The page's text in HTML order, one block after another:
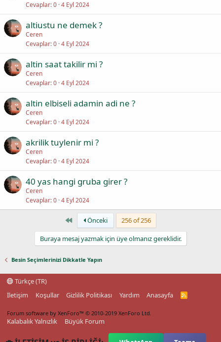
Cevaplar 0 4 Eyl 2024
altiustu ne demek ?
Ceren
Cevaplar 0 4 Eyl 2024
altin saat takilir mi ?
Ceren
Cevaplar 0 4 Eyl 2024
altin elbiseli adamin adi ne ?
Ceren
Cevaplar 0 4 Eyl 2024
akrilik tuylenir mi ?
Ceren
Cevaplar 0 4 Eyl 2024
40 yas hangi gruba girer ?
Ceren
Cevaplar 0 4 Eyl 2024
First Önceki 256 of 256
Buraya mesaj yazmak için üye olmanız gereklidir.
Besin Seçimlerinizi Dikkatle Yapın
Türkçe (TR)
İletişim
Koşullar Gizlilik Politikası Yardım Anasayfa
R
Forum software by XenForo™ © 2010-2019 XenForo Ltd.
Kalabalık Yalnızlık Büyük Forum